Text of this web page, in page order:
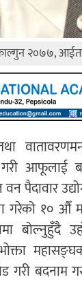
२०७७,
गरी आफूलाई
पैदावार
गरेको १० औँ
बोल्नुहुँदै
गरी बदनाम